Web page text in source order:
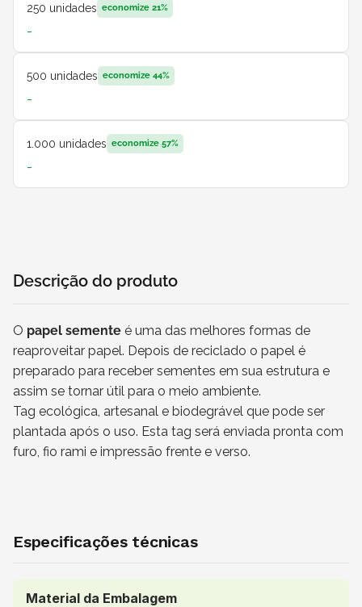
250 unidades economize 21%
-
500 unidades economize 44%
-
1.000 unidades economize 57%
-
Descrição do produto
O papel semente é uma das melhores formas de
reaproveitar papel. Depois de reciclado o papel é
preparado para receber sementes em sua estrutura e
assim se tornar útil para o meio ambiente.
Tag ecológica, artesanal e biodegrável que pode ser
plantada após o uso. Esta tag será enviada pronta com
furo, fio rami e impressão frente e verso.
Especificações técnicas
Material da Embalagem